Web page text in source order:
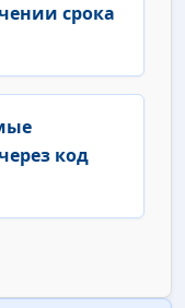
срока
код